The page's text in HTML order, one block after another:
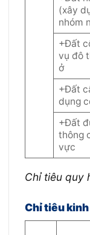
(xây
nhóm
+Đất
vụ đô
ở
+Đất
dụng
+Đất
thông
vực
Chỉ tiêu quy
Chỉ tiêu